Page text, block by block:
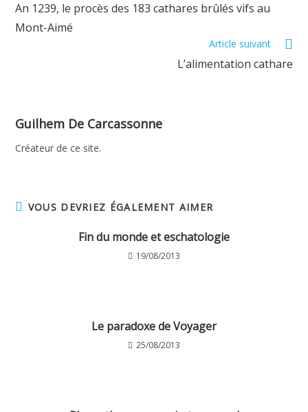
articles
An 1239, le procès des 183 cathares brûlés vifs au
Mont-Aimé
Article suivant
L’alimentation cathare
Guilhem De Carcassonne
Créateur de ce site.
VOUS DEVRIEZ ÉGALEMENT AIMER
Fin du monde et eschatologie
19/08/2013
Le paradoxe de Voyager
25/08/2013